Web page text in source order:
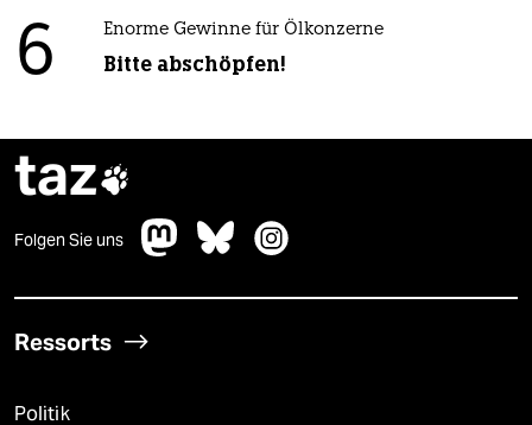
6 Enorme Gewinne für Ölkonzerne
Bitte abschöpfen!
taz
Folgen Sie uns
Ressorts
Politik